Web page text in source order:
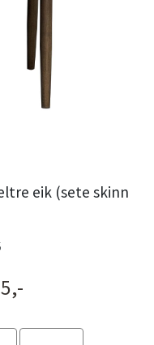
eik (sete skinn